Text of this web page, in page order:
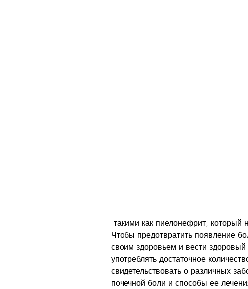
Чтобы предотвратить появление
своим здоровьем и вести
употреблять достаточное
свидетельствовать о различных
почечной боли и способы ее